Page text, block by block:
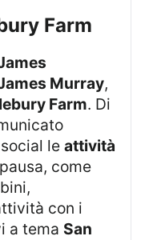
Farm
Murray,
Farm. Di
leattività
come
con i
a tema San